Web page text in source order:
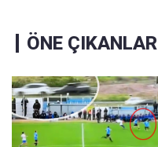
ÖNE ÇIKANLAR